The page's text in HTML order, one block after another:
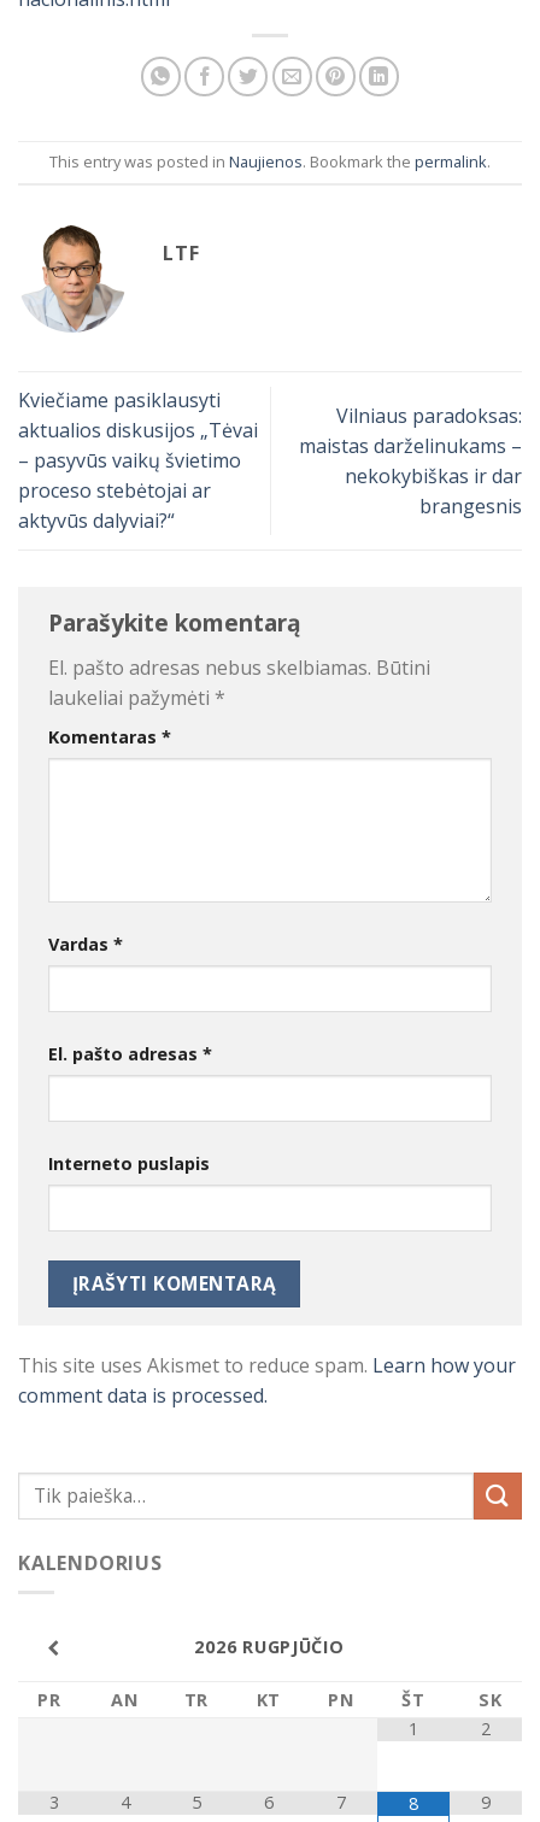
This entry was posted in Naujienos. Bookmark the permalink.
LTF
Kviečiame pasiklausyti
aktualios diskusijos „Tėvai
– pasyvūs vaikų švietimo
proceso stebėtojai ar
aktyvūs dalyviai?“
Vilniaus paradoksas:
maistas darželinukams –
nekokybiškas ir dar
brangesnis
Parašykite komentarą
El. pašto adresas nebus skelbiamas. Būtini
laukeliai pažymėti *
Komentaras *
Vardas *
El. pašto adresas *
Interneto puslapis
This site uses Akismet to reduce spam. Learn how your
comment data is processed.
KALENDORIUS
2026 RUGPJŪČIO
PR AN TR KT PN ŠT
SK
1
2
3 4 5 6 7 8 9